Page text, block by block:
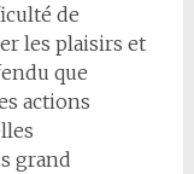
de
les plaisirs et
que
actions
grand